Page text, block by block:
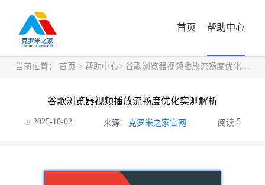
首页 帮助中心
当前位置： 首页 > 帮助中心> 谷歌浏览器视频播放流畅度优化实测解析
谷歌浏览器视频播放流畅度优化实测解析
2025-10-02 来源： 克罗米之家官网 阅读:5